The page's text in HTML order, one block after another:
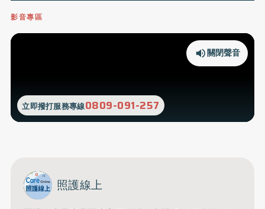
影音專區
立即撥打服務專線0809-091-257
關閉聲音
照護線上